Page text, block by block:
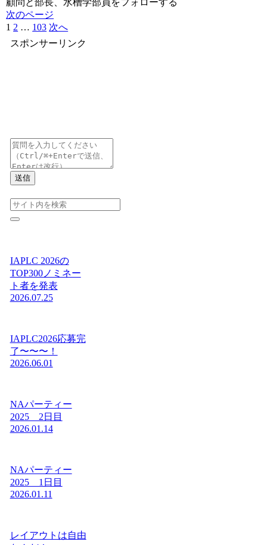
次のページ
1 2 … 103 次へ
スポンサーリンク
送信
IAPLC 2026の
TOP300ノミネー
ト者を発表
2026.07.25
IAPLC2026応募完
了〜〜〜！
2026.06.01
NAパーティー
2025 2日目
2026.01.14
NAパーティー
2025 1日目
2026.01.11
レイアウトは自由